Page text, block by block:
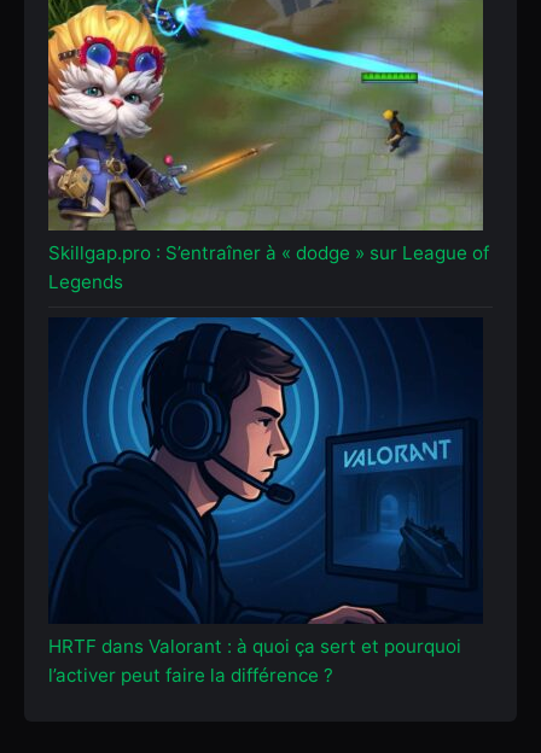
Skillgap.pro : S’entraîner à « dodge » sur League of
Legends
HRTF dans Valorant : à quoi ça sert et pourquoi
l’activer peut faire la différence ?